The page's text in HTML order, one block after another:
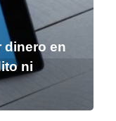
dinero en
ni